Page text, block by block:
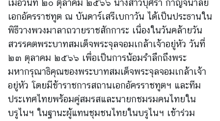
บ
ส
ถ
า
น
เ
อ
ก
อั
ค
เมื่อวันที่ ๒๐ ตุลาคม ๒๕๖๖ นางสาวบุศรา กาญจนาลัย
เอกอัครราชทูต ณ บันดาร์เสรีเบกาวัน ได้เป็นประธานใน
พิธีวางพวงมาลาถวายราชสักการะ เนื่องในวันคล้ายวัน
สวรรคตพระบาทสมเด็จพระจุลจอมเกล้าเจ้าอยู่หัว วันที่
๒๓ ตุลาคม ๒๕๖๖ เพื่อเป็นการน้อมรำลึกถึงพระ
มหากรุณาธิคุณของพระบาทสมเด็จพระจุลจอมเกล้าเจ้า
อยู่หัว โดยมีข้าราชการสถานเอกอัครราชทูตฯ และทีม
ประเทศไทยพร้อมคู่สมรสและนายกชมรมคนไทยใน
บรูไนฯ ในฐานะผู้แทนชุมชนไทยในบรูไนฯ เข้าร่วม